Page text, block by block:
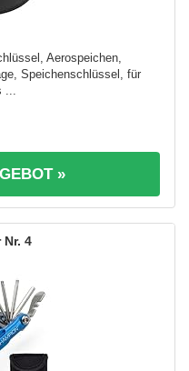
Aerospeichen,
Speichenschlüssel, für
...
»
4